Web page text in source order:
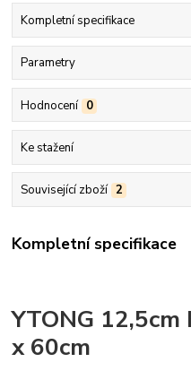
Kompletní specifikace
Parametry
Hodnocení 0
Ke stažení
Související zboží 2
Kompletní specifikace
YTONG
x 60cm